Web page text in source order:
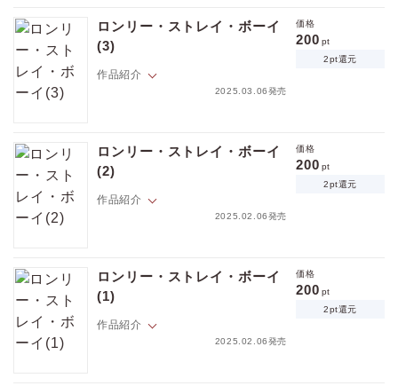
チンピラから逃げてきた青年・芹澤怜央（せりざわれお）だった！
怜央に言いくるめられて、尚の家に泊めることになったものの、お礼に
と身体の関係を迫られて！？
はじめは年上として突き放せていたけど、だんだんと怜央に絆されてい
る自分もいて・・・。
やっぱりコイツ危険・・・！でも久しぶりのキスに思わず身体は反応し
てしまう。
なんでこんな年下の子に惹き込まれそうになってんだ・・・！？
――「お人好し」と呼ばれ、会社で良いようにこき使われている社畜サ
ラリーマン、吉住尚（よしずみなお）。
チンピラから逃げてきた青年・芹澤怜央（せりざわれお）だった！
怜央に言いくるめられて、尚の家に泊めることになったものの、お礼に
と身体の関係を迫られて！？
はじめは年上として突き放せていたけど、だんだんと怜央に絆されてい
る自分もいて・・・。
ロンリー・ストレイ・ボーイ
(3)
作品紹介
2025.03.06発売
価格
200 pt
2pt還元
やっぱりコイツ危険・・・！でも久しぶりのキスに思わず身体は反応し
てしまう。
なんでこんな年下の子に惹き込まれそうになってんだ・・・！？
――「お人好し」と呼ばれ、会社で良いようにこき使われている社畜サ
ラリーマン、吉住尚（よしずみなお）。
チンピラから逃げてきた青年・芹澤怜央（せりざわれお）だった！
怜央に言いくるめられて、尚の家に泊めることになったものの、お礼に
と身体の関係を迫られて！？
はじめは年上として突き放せていたけど、だんだんと怜央に絆されてい
る自分もいて・・・。
ロンリー・ストレイ・ボーイ
(2)
作品紹介
2025.02.06発売
価格
200 pt
2pt還元
やっぱりコイツ危険・・・！でも久しぶりのキスに思わず身体は反応し
てしまう。
なんでこんな年下の子に惹き込まれそうになってんだ・・・！？
――「お人好し」と呼ばれ、会社で良いようにこき使われている社畜サ
ラリーマン、吉住尚（よしずみなお）。
ロンリー・ストレイ・ボーイ
(1)
作品紹介
2025.02.06発売
価格
200 pt
2pt還元